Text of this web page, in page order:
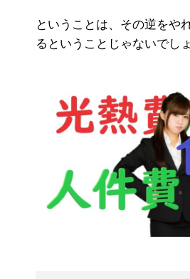
ということは、その逆をや
るということじゃないでし